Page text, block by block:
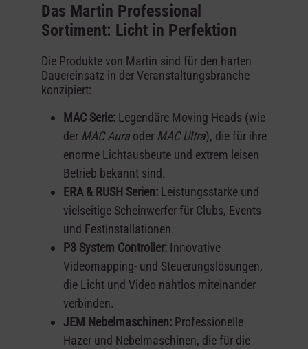
Das Martin Professional
Sortiment: Licht in Perfektion
Die Produkte von Martin sind für den harten
Dauereinsatz in der Veranstaltungsbranche
konzipiert:
MAC Serie: Legendäre Moving Heads (wie
der MAC Aura oder MAC Ultra), die für ihre
enorme Lichtausbeute und extrem leisen
Betrieb bekannt sind.
ERA & RUSH Serien: Leistungsstarke und
vielseitige Scheinwerfer für Clubs, Events
und Festinstallationen.
P3 System Controller: Innovative
Videomapping- und Steuerungslösungen,
die Licht und Video nahtlos miteinander
verbinden.
JEM Nebelmaschinen: Professionelle
Hazer und Nebelmaschinen, die für die